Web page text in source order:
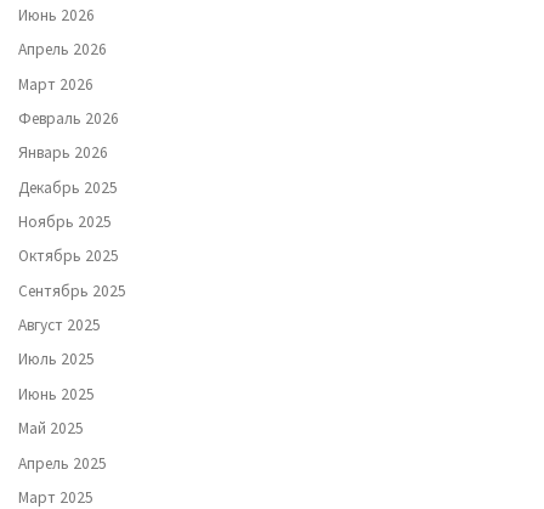
Июнь 2026
Апрель 2026
Март 2026
Февраль 2026
Январь 2026
Декабрь 2025
Ноябрь 2025
Октябрь 2025
Сентябрь 2025
Август 2025
Июль 2025
Июнь 2025
Май 2025
Апрель 2025
Март 2025